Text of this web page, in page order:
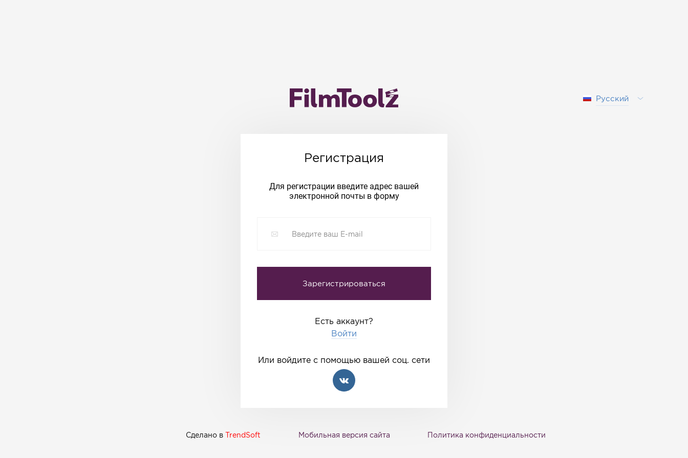
Русский
Регистрация
Для регистрации введите адрес вашей
электронной почты в форму
Есть аккаунт?
Войти
Или войдите с помощью вашей соц. сети
Сделано в TrendSoft Мобильная версия сайта Политика конфиденциальности